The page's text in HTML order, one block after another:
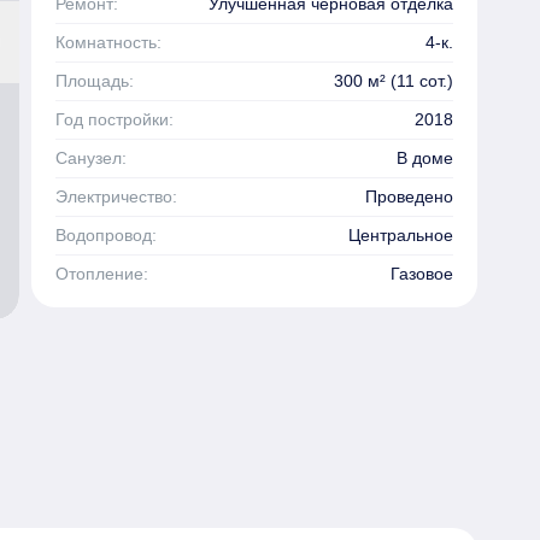
Комнатность:
4-к.
Площадь:
300 м² (11 сот.)
Год постройки:
2018
Санузел:
В доме
Электричество:
Проведено
Водопровод:
Центральное
Отопление:
Газовое